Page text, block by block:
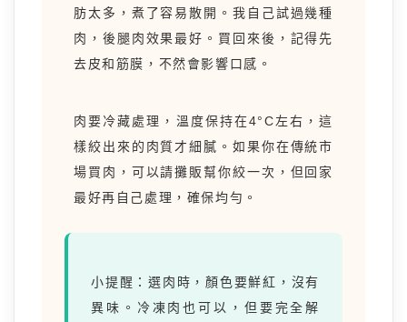
肪太多，煮了容易散開。我自己試過幾種
肉，後腿肉效果最好。買回來後，記得先
去皮和筋膜，不然會影響口感。
肉要冷藏處理，溫度保持在4°C左右，這
樣絞出來的肉質才細膩。如果你在傳統市
場買肉，可以請攤販幫你絞一次，但回家
最好再自己處理，確保均勻。
小提醒：選肉時，顏色要鮮紅，沒有
異味。冷凍肉也可以，但要完全解